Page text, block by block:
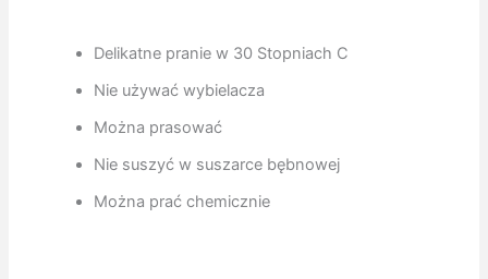
Delikatne pranie w 30 Stopniach C
Nie używać wybielacza
Można prasować
Nie suszyć w suszarce bębnowej
Można prać chemicznie